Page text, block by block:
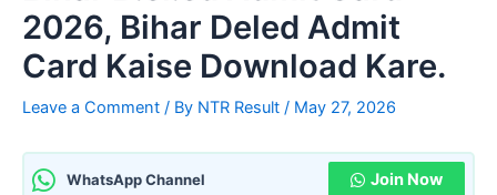
2026, Bihar Deled Admit
Card Kaise Download Kare.
Leave a Comment / By NTR Result / May 27, 2026
WhatsApp Channel Join Now